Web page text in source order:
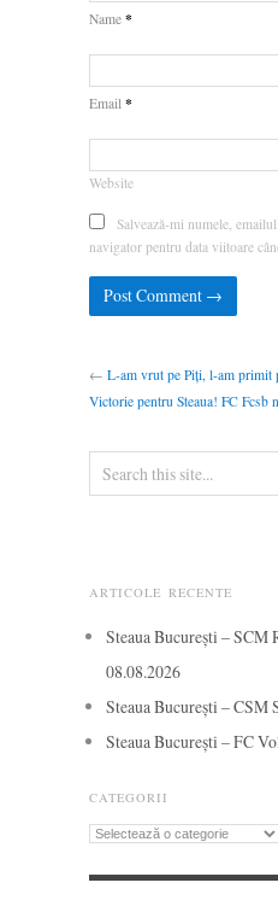
Name *
Email *
Website
Salvează-mi numele,
navigator pentru data viitoare
← L-am vrut pe Piți, l-am primit
Victorie pentru Steaua! FC Fcsb
ARTICOLE RECENTE
Steaua București – SCM
08.08.2026
Steaua București – CSM
Steaua București – FC
CATEGORII
Categorii